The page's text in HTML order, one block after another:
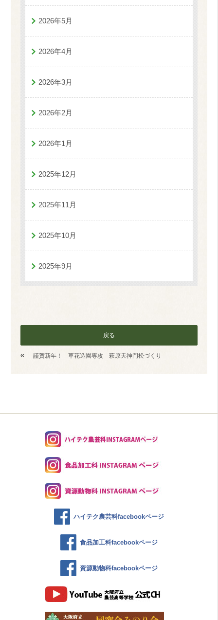
2026年5月
2026年4月
2026年3月
2026年2月
2026年1月
2025年12月
2025年11月
2025年10月
2025年9月
戻る
« 謹賀新年！ 草花造園専攻 萩原天神門松づくり
ハイテク農芸科facebookページ
食品加工科facebookページ
資源動物科facebookページ